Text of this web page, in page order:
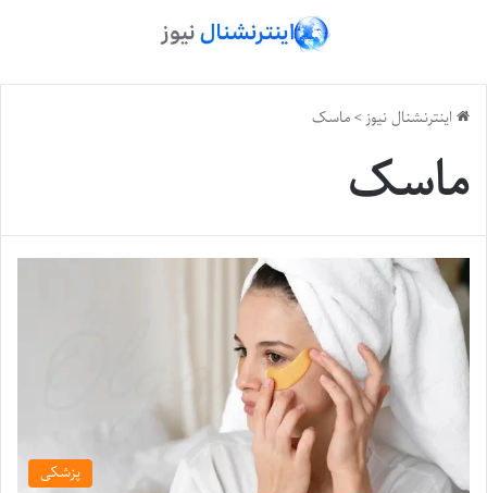
اینترنشنال نیوز>ماسک
ماسک
پزشکی